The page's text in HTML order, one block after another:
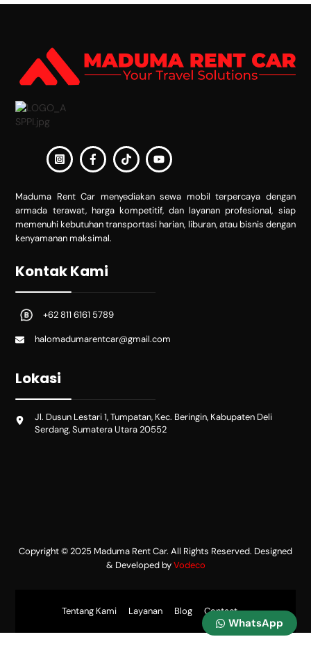
WhatsApp
Maduma Rent Car menyediakan sewa mobil terpercaya dengan
armada terawat, harga kompetitif, dan layanan profesional, siap
memenuhi kebutuhan transportasi harian, liburan, atau bisnis dengan
kenyamanan maksimal.
Kontak Kami
+62 811 6161 5789
halomadumarentcar@gmail.com
Lokasi
Jl. Dusun Lestari 1, Tumpatan, Kec. Beringin, Kabupaten Deli
Serdang, Sumatera Utara 20552
Tentang Kami Layanan Blog Contact
Copyright © 2025 Maduma Rent Car. All Rights Reserved. Designed
& Developed byVodeco